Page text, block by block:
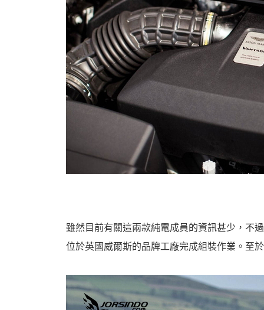
雖然目前有關這兩款純電成員的資訊甚少，不
位於英國威爾斯的品牌工廠完成組裝作業。至